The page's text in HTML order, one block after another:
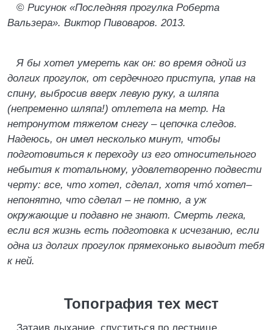
© Рисунок «Последняя прогулка Роберта
Вальзера». Виктор Пивоваров. 2013.
Я бы хотел умереть как он: во время одной из
долгих прогулок, от сердечного приступа, упав на
спину, выбросив вверх левую руку, а шляпа
(непременно шляпа!) отлетела на метр. На
нетронутом тяжелом снегу – цепочка следов.
Надеюсь, он имел несколько минут, чтобы
подготовиться к переходу из его относительного
небытия к тотальному, удовлетворенно подвести
черту: все, что хотел, сделал, хотя чтó хотел–
непонятно, что сделал – не помню, а уж
окружающие и подавно не знают. Смерть легка,
если вся жизнь есть подготовка к исчезанию, если
одна из долгих прогулок прямехонько выводит тебя
к ней.
Топография тех мест